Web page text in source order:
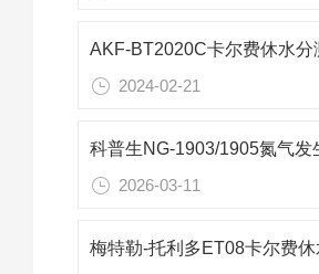
2024-02-21
2026-03-11